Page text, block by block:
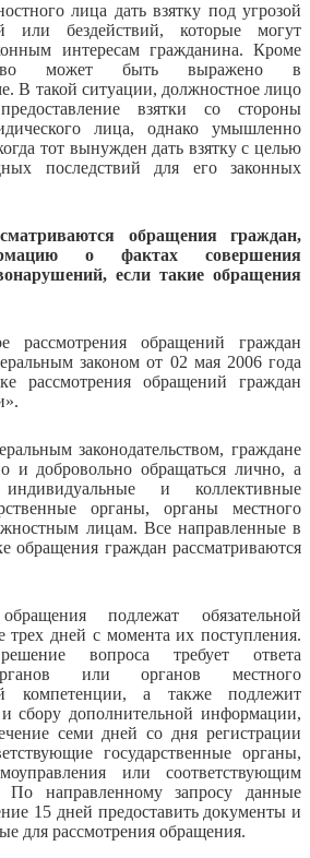
лица дать взятку под угрозой
или бездействий, которые могут
интересам гражданина. Кроме
может быть выражено в
В такой ситуации, должностное лицо
взятки со стороны
лица, однако умышленно
тот вынужден дать взятку с целью
последствий для его законных
обращения граждан,
о фактах совершения
если такие обращения
рассмотрения обращений граждан
законом от 02 мая 2006 года
обращений граждан
законодательством, граждане
и добровольно обращаться лично, а
и коллективные
органы, органы местного
лицам. Все направленные в
обращения граждан рассматриваются
подлежат обязательной
трех дней с момента их поступления.
вопроса требует ответа
или органов местного
компетенции, а также подлежит
сбору дополнительной информации,
семи дней со дня регистрации
государственные органы,
или соответствующим
направленному запросу данные
15 дней предоставить документы и
для рассмотрения обращения.